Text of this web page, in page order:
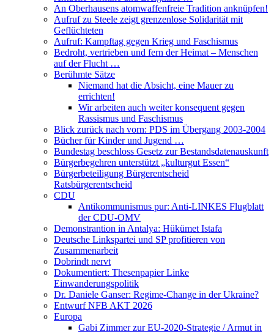
An Oberhausens atomwaffenfreie Tradition anknüpfen!
Aufruf zu Steele zeigt grenzenlose Solidarität mit
Geflüchteten
Aufruf: Kampftag gegen Krieg und Faschismus
Bedroht, vertrieben und fern der Heimat – Menschen
auf der Flucht …
Berühmte Sätze
Niemand hat die Absicht, eine Mauer zu
errichten!
Wir arbeiten auch weiter konsequent gegen
Rassismus und Faschismus
Blick zurück nach vorn: PDS im Übergang 2003-2004
Bücher für Kinder und Jugend …
Bundestag beschloss Gesetz zur Bestandsdatenauskunft
Bürgerbegehren unterstützt „kulturgut Essen“
Bürgerbeteiligung Bürgerentscheid
Ratsbürgerentscheid
CDU
Antikommunismus pur: Anti-LINKES Flugblatt
der CDU-OMV
Demonstrantion in Antalya: Hükümet Istafa
Deutsche Linkspartei und SP profitieren von
Zusammenarbeit
Dobrindt nervt
Dokumentiert: Thesenpapier Linke
Einwanderungspolitik
Dr. Daniele Ganser: Regime-Change in der Ukraine?
Entwurf NFB AKT 2026
Europa
Gabi Zimmer zur EU-2020-Strategie / Armut in